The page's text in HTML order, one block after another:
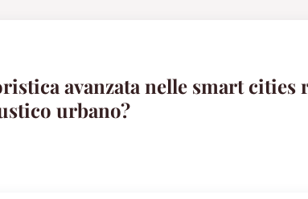
avanzata nelle smart
urbano?